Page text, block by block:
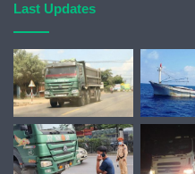
Last Updates